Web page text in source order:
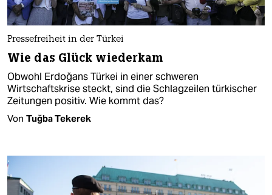
Pressefreiheit in der Türkei
Wie das Glück wiederkam
Obwohl Erdoğans Türkei in einer schweren
Wirtschaftskrise steckt, sind die Schlagzeilen türkischer
Zeitungen positiv. Wie kommt das?
Von Tuğba Tekerek